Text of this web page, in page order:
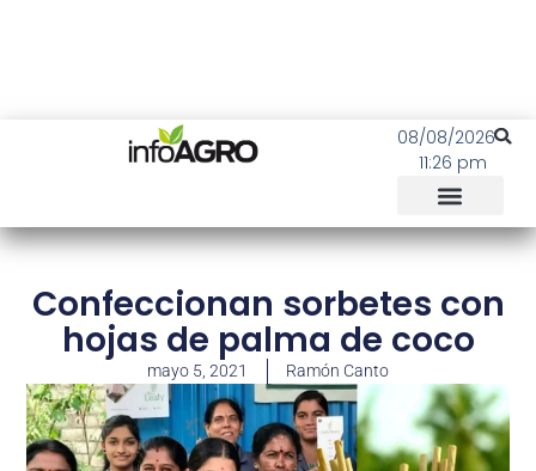
08/08/2026
11:26 pm
Confeccionan sorbetes con
hojas de palma de coco
mayo 5, 2021 Ramón Canto